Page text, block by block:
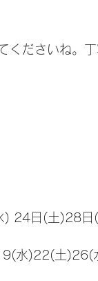
くださいね。
) 24日(土)28日
水)22(土)26(